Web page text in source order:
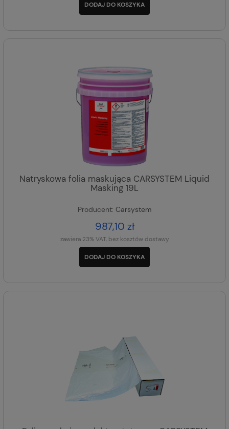
DODAJ DO KOSZYKA
Natryskowa folia maskująca CARSYSTEM Liquid
Masking 19L
Producent: Carsystem
987,10 zł
zawiera 23% VAT, bez kosztów dostawy
DODAJ DO KOSZYKA